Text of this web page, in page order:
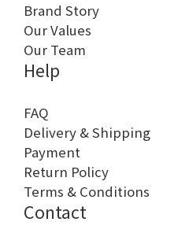
Brand Story
Our Values
Our Team
Help
FAQ
Delivery & Shipping
Payment
Return Policy
Terms & Conditions
Contact